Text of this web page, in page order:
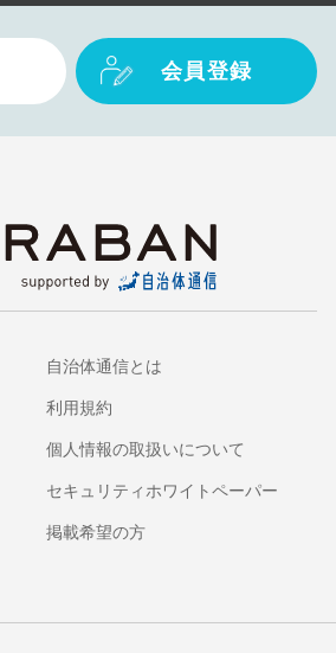
会員登録
自治体通信とは
利用規約
個人情報の取扱いについて
セキュリティホワイトペーパー
掲載希望の方